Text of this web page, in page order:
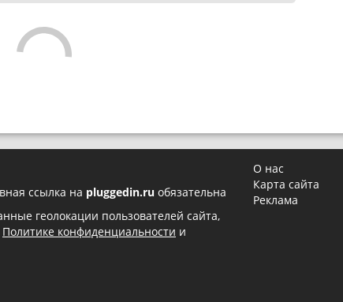
ссылка на pluggedin.ru обязательна
геолокации пользователей сайта,
Политике конфиденциальности и
О нас
Карта сайта
Реклама